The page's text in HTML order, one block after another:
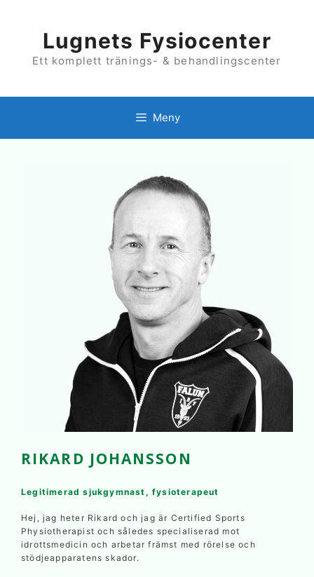
Lugnets Fysiocenter
Ett komplett tränings- & behandlingscenter
Meny
RIKARD JOHANSSON
Legitimerad sjukgymnast, fysioterapeut
Hej, jag heter Rikard och jag är Certified Sports
Physiotherapist och således specialiserad mot
idrottsmedicin och arbetar främst med rörelse och
stödjeapparatens skador.